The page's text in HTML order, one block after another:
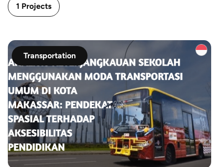
1 Projects
Transportation